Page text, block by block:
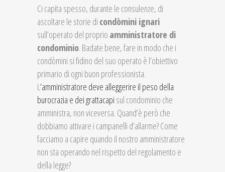
Ci capita spesso, durante le consulenze, di
ascoltare le storie di condòmini ignari
sull’operato del proprio amministratore di
condominio. Badate bene, fare in modo che i
condòmini si fidino del suo operato è l’obiettivo
primario di ogni buon professionista.
L’amministratore deve alleggerire il peso della
burocrazia e dei grattacapi sul condominio che
amministra, non viceversa. Quand’è però che
dobbiamo attivare i campanelli d’allarme? Come
facciamo a capire quando il nostro amministratore
non sta operando nel rispetto del regolamento e
della legge?